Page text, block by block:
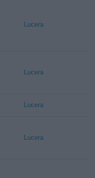
Lucera
Lucera
Lucera
Lucera